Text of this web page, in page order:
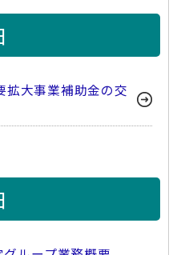
大事業補助金の交